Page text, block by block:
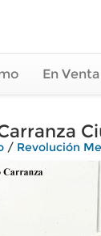
En Venta
/ Revolución